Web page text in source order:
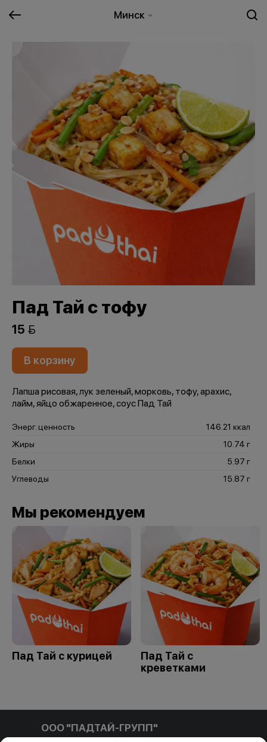
Минск
Пад Тай с тофу
15 
В корзину
Лапша рисовая, лук зеленый, морковь, тофу, арахис,
лайм, яйцо обжаренное, соус Пад Тай
Энерг. ценность
146.21 ккал
Жиры
10.74 г
Белки
5.97 г
Углеводы
15.87 г
Мы рекомендуем
Пад Тай с курицей
Пад Тай с
креветками
ООО "ПАДТАЙ-ГРУПП"